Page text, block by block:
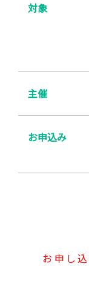
対象
主催
お申込み
お申し